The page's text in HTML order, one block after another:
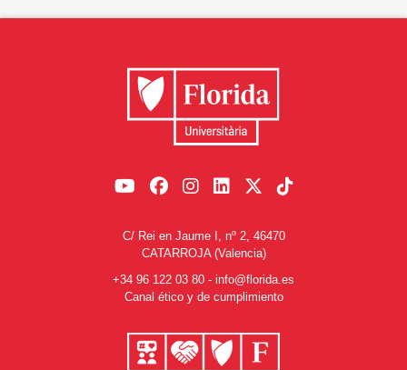
C/ Rei en Jaume I, nº 2, 46470
CATARROJA (Valencia)
+34 96 122 03 80 - info@florida.es
Canal ético y de cumplimiento